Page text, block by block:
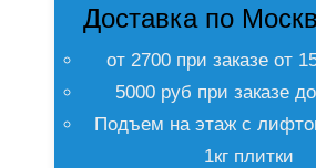
Доставка по
от 2700 при заказе от
5000 руб при заказе
Подъем на этаж с
1кг плитки